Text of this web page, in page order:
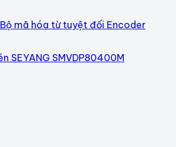
Bộ mã hóa từ tuyệt đối Encoder